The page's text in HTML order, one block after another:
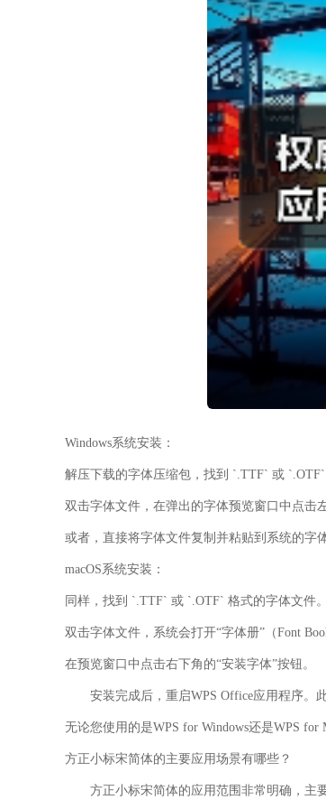
Windows系统安装：
解压下载的字体压缩包，找到 `.TTF` 或 `.OTF`
双击字体文件，在弹出的字体预览窗口中点击
或者，直接将字体文件复制并粘贴到系统的字
macOS系统安装：
同样，找到 `.TTF` 或 `.OTF` 格式的字体文件。
双击字体文件，系统会打开“字体册”（Font
在预览窗口中点击右下角的“安装字体”按钮。
安装完成后， 重启WPS Office应用程序。
无论您使用的是WPS for Windows还是WPS
方正小标宋简体的主要应用场景有哪些？
方正小标宋简体的应用范围非常明确，主